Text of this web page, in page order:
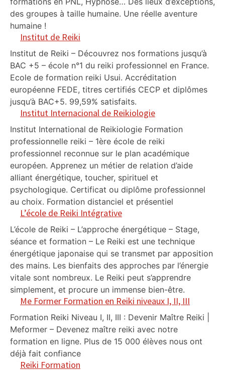
des groupes à taille humaine. Une réelle aventure
humaine !
Institut de Reiki
Institut de Reiki – Découvrez nos formations jusqu’à
BAC +5 – école n°1 du reiki professionnel en France.
Ecole de formation reiki Usui. Accréditation
européenne FEDE, titres certifiés CECP et diplômes
jusqu’à BAC+5. 99,59% satisfaits.
Institut Internacional de Reikiologie
Institut International de Reikiologie Formation
professionnelle reiki – 1ère école de reiki
professionnel reconnue sur le plan académique
européen. Apprenez un métier de relation d’aide
alliant énergétique, toucher, spirituel et
psychologique. Certificat ou diplôme professionnel
au choix. Formation distanciel et présentiel
L’école de Reiki Intégrative
L’école de Reiki – L’approche énergétique – Stage,
séance et formation – Le Reiki est une technique
énergétique japonaise qui se transmet par apposition
des mains. Les bienfaits des approches par l’énergie
vitale sont nombreux. Le Reiki peut s’apprendre
simplement, et procure un immense bien-être.
Me Former Formation en Reiki niveaux I, II, III
Formation Reiki Niveau I, II, III : Devenir Maître Reiki |
Meformer – Devenez maître reiki avec notre
formation en ligne. Plus de 15 000 élèves nous ont
déjà fait confiance
Reiki Formation